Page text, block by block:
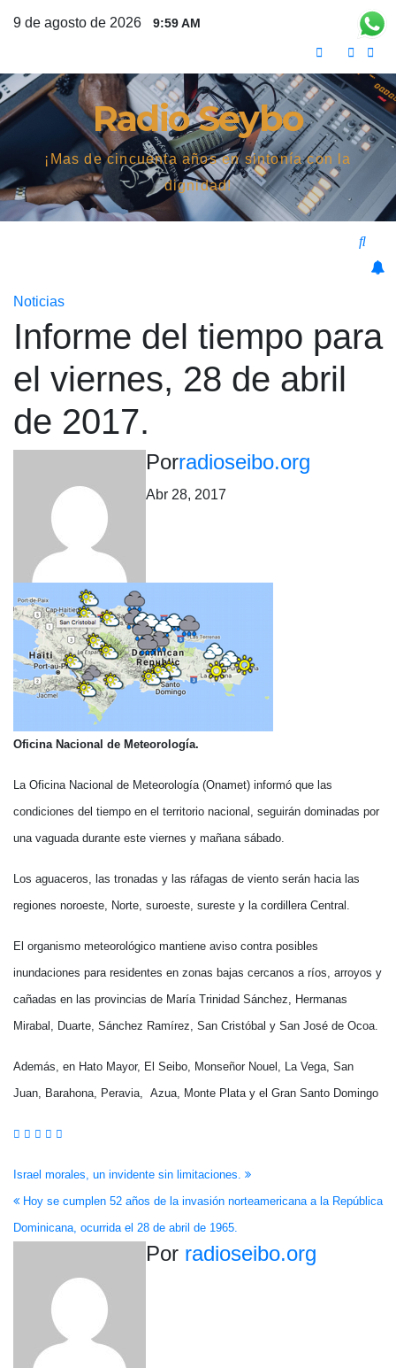
9 de agosto de 2026 9:59 AM
Radio Seybo
¡Mas de cincuenta años en sintonía con la
dignidad!
Noticias
Informe del tiempo para
el viernes, 28 de abril
de 2017.
Porradioseibo.org
Abr 28, 2017
Oficina Nacional de Meteorología.
La Oficina Nacional de Meteorología (Onamet) informó que las
condiciones del tiempo en el territorio nacional, seguirán dominadas por
una vaguada durante este viernes y mañana sábado.
Los aguaceros, las tronadas y las ráfagas de viento serán hacia las
regiones noroeste, Norte, suroeste, sureste y la cordillera Central.
El organismo meteorológico mantiene aviso contra posibles
inundaciones para residentes en zonas bajas cercanos a ríos, arroyos y
cañadas en las provincias de María Trinidad Sánchez, Hermanas
Mirabal, Duarte, Sánchez Ramírez, San Cristóbal y San José de Ocoa.
Además, en Hato Mayor, El Seibo, Monseñor Nouel, La Vega, San
Juan, Barahona, Peravia, Azua, Monte Plata y el Gran Santo Domingo
Navegación
de
entradas
Israel morales, un invidente sin limitaciones.
Hoy se cumplen 52 años de la invasión norteamericana a la República
Dominicana, ocurrida el 28 de abril de 1965.
Por radioseibo.org